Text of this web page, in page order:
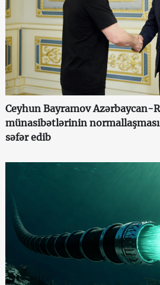
Ceyhun Bayramov Azərbaycan-
münasibətlərinin
səfər edib